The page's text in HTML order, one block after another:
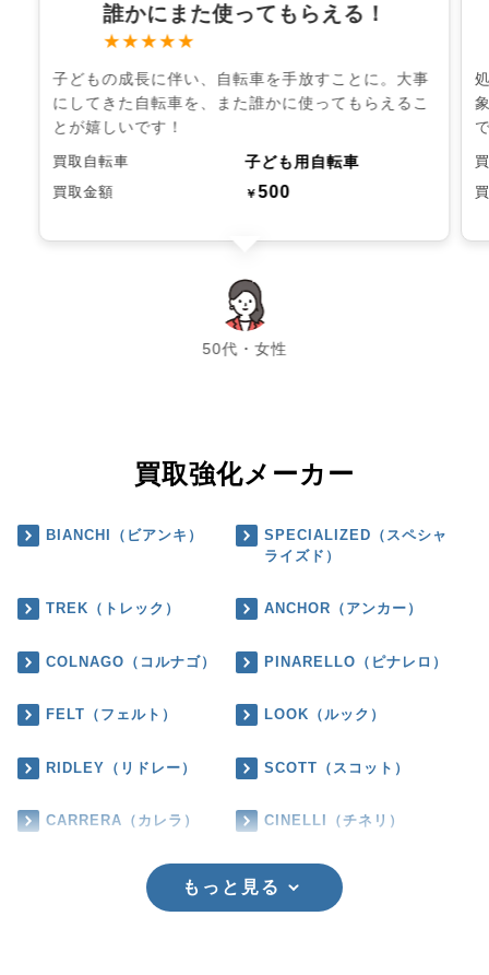
誰かにまた使ってもらえる！
★★★★★
子どもの成長に伴い、自転車を手放すことに。大事
にしてきた自転車を、また誰かに使ってもらえるこ
とが嬉しいです！
買取自転車 子ども用自転車
買取金額 ￥500
50代・女性
chevron_left chevron_right
買取強化メーカー
BIANCHI（ビアンキ）
SPECIALIZED（スペシャ
ライズド）
TREK（トレック） ANCHOR（アンカー）
COLNAGO（コルナゴ） PINARELLO（ピナレロ）
FELT（フェルト） LOOK（ルック）
RIDLEY（リドレー） SCOTT（スコット）
CARRERA（カレラ） CINELLI（チネリ）
もっと見る